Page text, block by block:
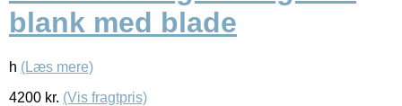
blank med blade
h (Læs mere)
4200 kr. (Vis fragtpris)